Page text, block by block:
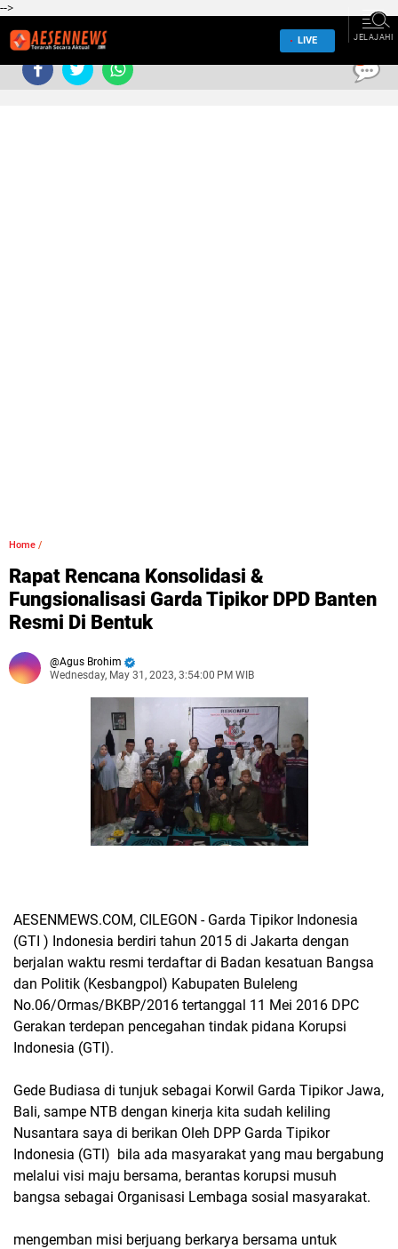
-->
LIVE JELAJAHI
Home /
Rapat Rencana Konsolidasi &
Fungsionalisasi Garda Tipikor DPD Banten
Resmi Di Bentuk
Agus Brohim
Wednesday, May 31, 2023, 3:54:00 PM WIB
AESENMEWS.COM, CILEGON - Garda Tipikor Indonesia
(GTI ) Indonesia berdiri tahun 2015 di Jakarta dengan
berjalan waktu resmi terdaftar di Badan kesatuan Bangsa
dan Politik (Kesbangpol) Kabupaten Buleleng
No.06/Ormas/BKBP/2016 tertanggal 11 Mei 2016 DPC
Gerakan terdepan pencegahan tindak pidana Korupsi
Indonesia (GTI).
Gede Budiasa di tunjuk sebagai Korwil Garda Tipikor Jawa,
Bali, sampe NTB dengan kinerja kita sudah keliling
Nusantara saya di berikan Oleh DPP Garda Tipikor
Indonesia (GTI) bila ada masyarakat yang mau bergabung
melalui visi maju bersama, berantas korupsi musuh
bangsa sebagai Organisasi Lembaga sosial masyarakat.
mengemban misi berjuang berkarya bersama untuk